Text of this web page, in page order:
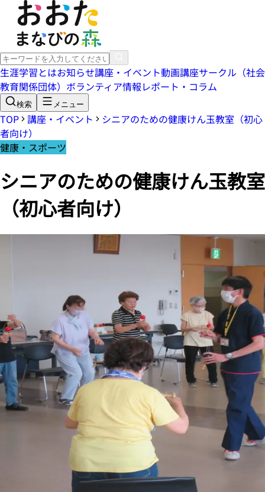
生涯学習とはお知らせ講座・イベント動画講座サークル（社会
教育関係団体） ボランティア情報レポート・コラム
検索 メニュー
TOP 講座・イベント
シニアのための健康けん玉教室（初心
者向け）
健康・スポーツ
シニアのための健康けん玉教室
（初心者向け）